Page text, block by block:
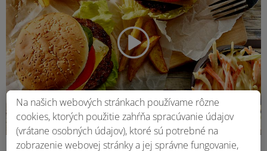
Na našich webových stránkach používame rôzne
cookies, ktorých použitie zahŕňa spracúvanie údajov
(vrátane osobných údajov), ktoré sú potrebné na
zobrazenie webovej stránky a jej správne fungovanie,